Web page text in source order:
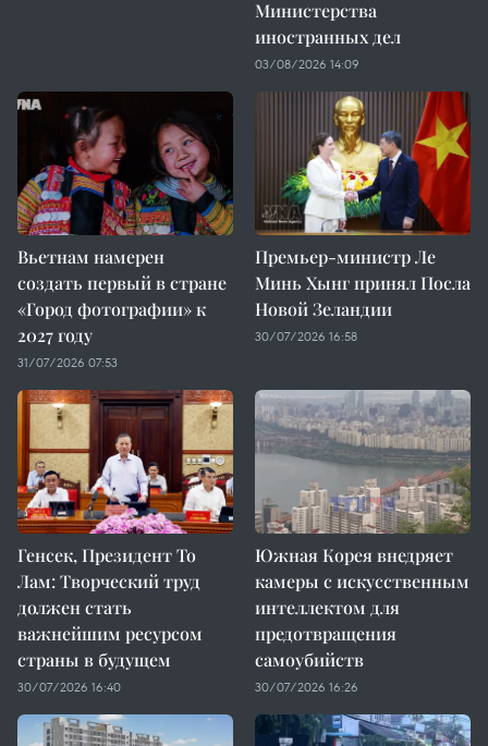
Министерства
иностранных дел
03/08/2026 14:09
Вьетнам намерен
создать первый в стране
«Город фотографии» к
2027 году
31/07/2026 07:53
Премьер-министр Ле
Минь Хынг принял Посла
Новой Зеландии
30/07/2026 16:58
Генсек, Президент То
Лам: Творческий труд
должен стать
важнейшим ресурсом
страны в будущем
30/07/2026 16:40
Южная Корея внедряет
камеры с искусственным
интеллектом для
предотвращения
самоубийств
30/07/2026 16:26